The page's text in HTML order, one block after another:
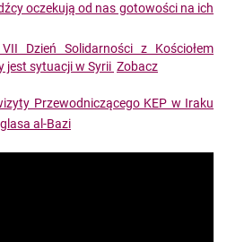
oczekują od nas gotowości na ich
Dzień Solidarności z Kościołem
jest sytuacji w Syrii Zobacz
Przewodniczącego KEP w Iraku
al-Bazi